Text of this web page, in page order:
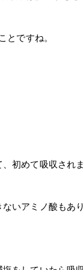
とですね。
初めて吸収され
いアミノ酸もあり